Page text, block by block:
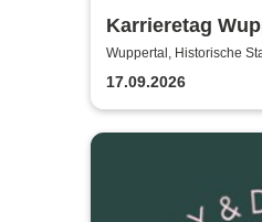
Karrieretag
Wuppertal, Historische
17.09.2026